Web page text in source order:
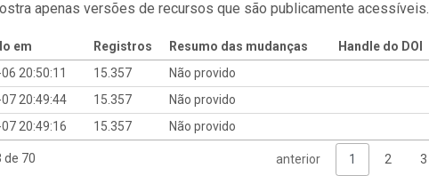
apenas versões de recursos que são publicamente acessíveis.
em Registros Resumo das mudanças Handle do DOI
20:50:11 15.357
Não provido
20:49:44 15.357
Não provido
20:49:16 15.357 Não provido
de 70 anterior 1 2 3